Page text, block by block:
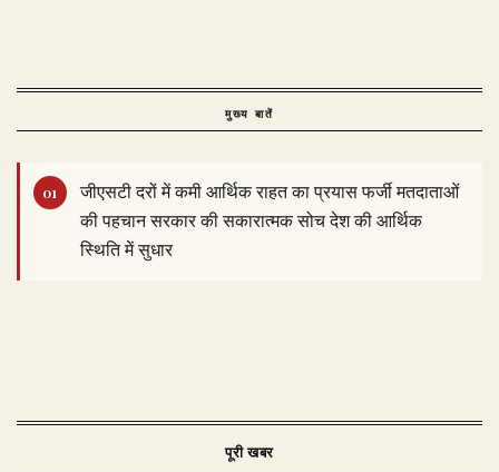
मुख्य बातें
जीएसटी दरों में कमी आर्थिक राहत का प्रयास फर्जी मतदाताओं
की पहचान सरकार की सकारात्मक सोच देश की आर्थिक
स्थिति में सुधार